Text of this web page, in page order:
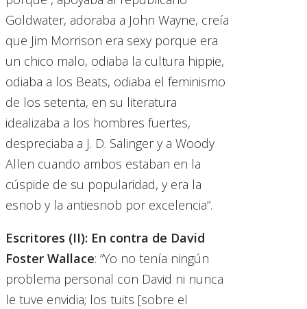
Goldwater, adoraba a John Wayne, creía
que Jim Morrison era sexy porque era
un chico malo, odiaba la cultura hippie,
odiaba a los Beats, odiaba el feminismo
de los setenta, en su literatura
idealizaba a los hombres fuertes,
despreciaba a J. D. Salinger y a Woody
Allen cuando ambos estaban en la
cúspide de su popularidad, y era la
esnob y la antiesnob por excelencia”.
Escritores (II): En contra de David
Foster Wallace: “Yo no tenía ningún
problema personal con David ni nunca
le tuve envidia; los tuits [sobre el